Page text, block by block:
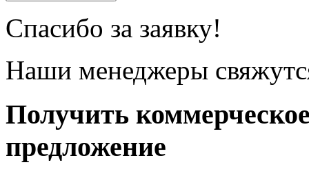
Спасибо за заявку!
Наши менеджеры
Получить
предложение